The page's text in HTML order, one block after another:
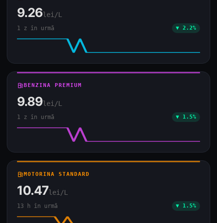
9.26lei/L
1 z în urmă ▼ 2.2%
local_gas_stationBENZINA PREMIUM
9.89lei/L
1 z în urmă ▼ 1.5%
local_gas_stationMOTORINA STANDARD
10.47lei/L
13 h în urmă ▼ 1.5%